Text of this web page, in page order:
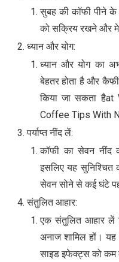
सुबह की कॉफी पीने के
को सक्रिय रखने और
ध्यान और योग:
ध्यान और योग का
बेहतर होता है और
किया जा सकता हैat
Coffee Tips With
पर्याप्त नींद लें:
कॉफी का सेवन नींद
इसलिए यह सुनिश्चित
सेवन सोने से कई घंटे
संतुलित आहार:
एक संतुलित आहार लें
अनाज शामिल हों।
साइड इफेक्ट्स को कम